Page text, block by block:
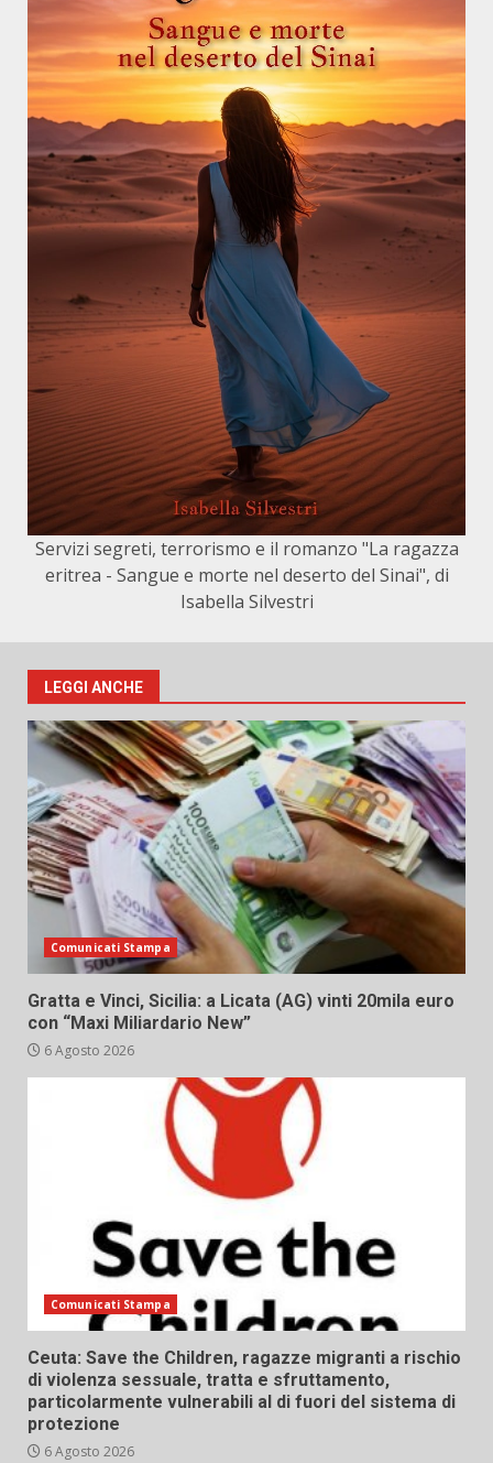
Servizi segreti, terrorismo e il romanzo "La ragazza
eritrea - Sangue e morte nel deserto del Sinai", di
Isabella Silvestri
LEGGI ANCHE
Comunicati Stampa
Gratta e Vinci, Sicilia: a Licata (AG) vinti 20mila euro
con “Maxi Miliardario New”
6 Agosto 2026
Comunicati Stampa
Ceuta: Save the Children, ragazze migranti a rischio
di violenza sessuale, tratta e sfruttamento,
particolarmente vulnerabili al di fuori del sistema di
protezione
6 Agosto 2026